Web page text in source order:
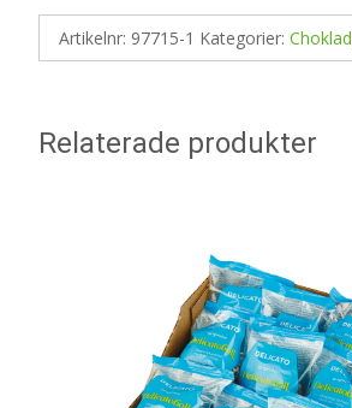
Artikelnr: 97715-1 Kategorier: Choklad
Relaterade produkter